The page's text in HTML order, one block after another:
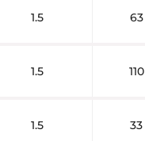
1.5 63
1.5 110
1.5 33